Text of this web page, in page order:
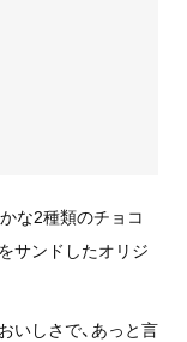
な2種類のチョコ
サンドしたオリジ
いしさで、あっと言